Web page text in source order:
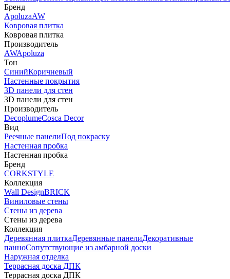
Бренд
ApoluzaAW
Ковровая плитка
Ковровая плитка
Производитель
AWApoluza
Тон
СинийКоричневый
Настенные покрытия
3D панели для стен
3D панели для стен
Производитель
DecoplumeCosca Decor
Вид
Реечные панелиПод покраску
Настенная пробка
Настенная пробка
Бренд
CORKSTYLE
Коллекция
Wall DesignBRICK
Виниловые стены
Стены из дерева
Стены из дерева
Коллекция
Деревянная плиткаДеревянные панелиДекоративные
панноСопутствующие из амбарной доски
Наружная отделка
Террасная доска ДПК
Террасная доска ДПК